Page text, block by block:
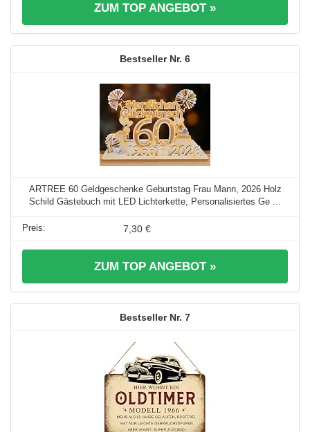
ZUM TOP ANGEBOT »
6
ARTREE 60 Geldgeschenke Geburtstag Frau Mann, 2026 Holz
Schild Gästebuch mit LED Lichterkette, Personalisiertes Ge ...
7,30 €
ZUM TOP ANGEBOT »
7